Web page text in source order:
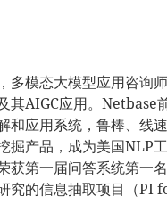
多模态大模型应用咨询
其AIGC应用。Netbase
和应用系统，鲁棒、线
掘产品，成为美国NLP
获第一届问答系统第一
究的信息抽取项目（PI